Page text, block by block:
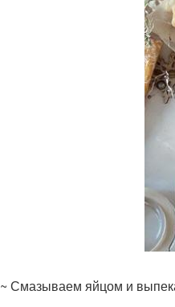
~ Смазываем яйцом и